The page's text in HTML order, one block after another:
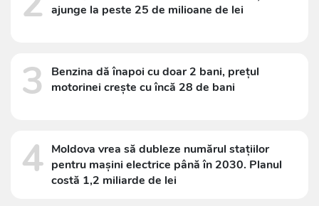
ajunge la peste 25 de milioane de lei
3
Benzina dă înapoi cu doar 2 bani, prețul
motorinei crește cu încă 28 de bani
4 Moldova vrea să dubleze numărul stațiilor
pentru mașini electrice până în 2030. Planul
costă 1,2 miliarde de lei